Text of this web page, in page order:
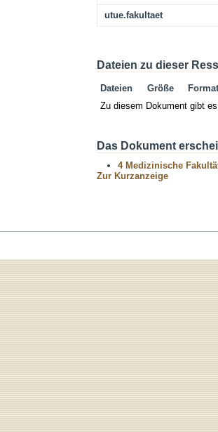
utue.fakultaet
Dateien zu dieser
Dateien Größe
Format
Zu diesem Dokument gibt
Das Dokument
4 Medizinische
Zur Kurzanzeige